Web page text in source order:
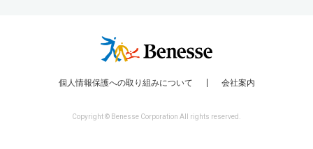
個人情報保護への取り組みについて 会社案内
Copyright © Benesse Corporation All rights reserved.